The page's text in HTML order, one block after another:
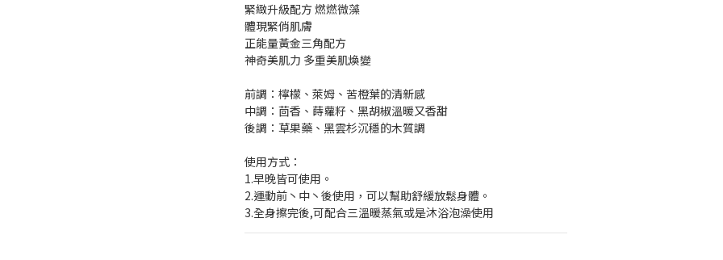
緊緻升級配方 燃燃微藻
體現緊俏肌膚
正能量黃金三角配方
神奇美肌力 多重美肌煥變
前調：檸檬、萊姆、苦橙葉的清新感
中調：茴香、蒔蘿籽、黑胡椒溫暖又香甜
後調：草果藥、黑雲杉沉穩的木質調
使用方式：
1.早晚皆可使用。
2.運動前丶中丶後使用，可以幫助舒緩放鬆身體。
3.全身擦完後,可配合三溫暖蒸氣或是沐浴泡澡使用